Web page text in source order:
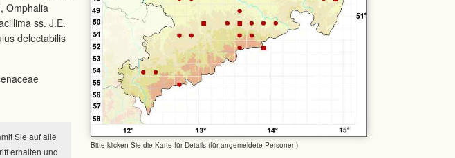
Bitte klicken Sie die Karte für Details (für angemeldete Personen)
Omphalia
ss. J.E.
delectabilis
Sie auf alle
erhalten und